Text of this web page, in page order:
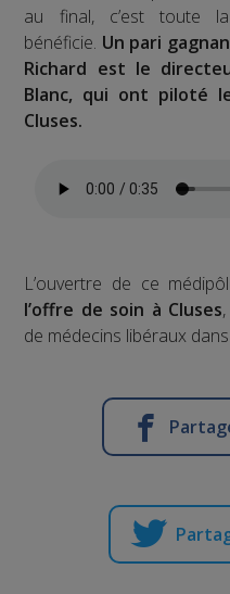
au final, c’est toute
bénéficie. Un pari
Richard est le
Blanc, qui ont piloté
Cluses.
L’ouvertre de ce
l’offre de soin à Cluses
de médecins libéraux